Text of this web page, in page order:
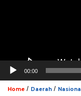
00:00
Home / Daerah / Nasional